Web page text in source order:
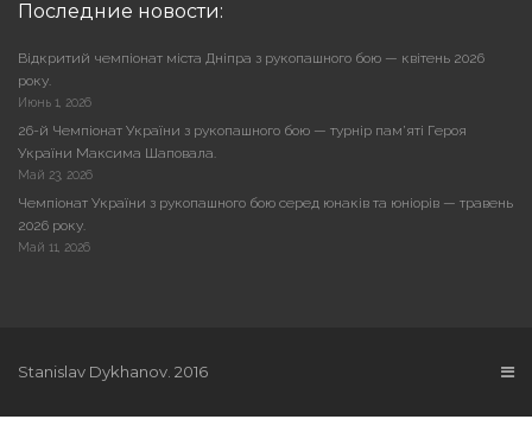
Последние новости:
Відкритий чемпіонат міста Дніпра з рукопашного бою — квітень 2026
року.
Июнь 1, 2026
26-й Чемпіонат України з рукопашного бою — турнір пам’яті Героя
України Максима Шаповала.
Май 23, 2026
Чемпіонат України з рукопашного бою серед юнаків та юніорів — травень
2026 року.
Май 11, 2026
Stanislav Dykhanov. 2016